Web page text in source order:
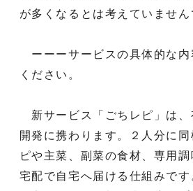
が多くなるとは考えていません
ーーーサービスの具体的な内
ください。
新サービス「ごちレピ」は、
開発に携わります。２人分に
ピや主菜、副菜の食材、専用
宅配で自宅へ届ける仕組みです